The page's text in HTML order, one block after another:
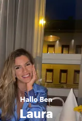
HalloBen
Laura